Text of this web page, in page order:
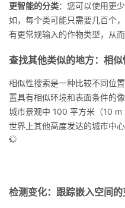
更智能的分类：您可以使用更
如，每个类可能只需要几百个
有更常规输入的作物类型，从而
查找其他类似的地方：相
相似性搜索是一种比较不同位
置具有相似环境和表面条件的
城市景观中 100 平方米（10
世界上其他高度发达的城市中心
检测变化：跟踪嵌入空间的